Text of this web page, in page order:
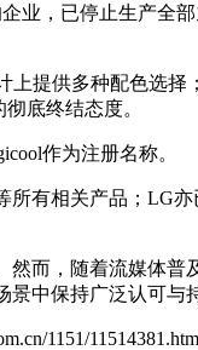
业，已停止生产全
提供多种配色选
底终结态度。
作为注册名称。
所有相关产品；LG
而，随着流媒体
中保持广泛认可与
1151/